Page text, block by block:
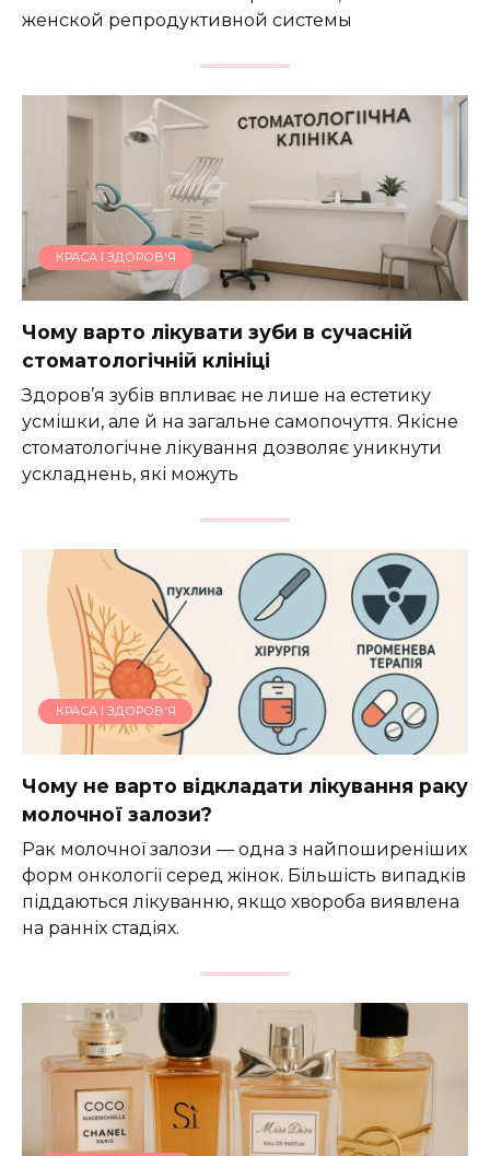
женской репродуктивной системы
КРАСА І ЗДОРОВ'Я
Чому варто лікувати зуби в сучасній
стоматологічній клініці
Здоров’я зубів впливає не лише на естетику
усмішки, але й на загальне самопочуття. Якісне
стоматологічне лікування дозволяє уникнути
ускладнень, які можуть
КРАСА І ЗДОРОВ'Я
Чому не варто відкладати лікування раку
молочної залози?
Рак молочної залози — одна з найпоширеніших
форм онкології серед жінок. Більшість випадків
піддаються лікуванню, якщо хвороба виявлена
на ранніх стадіях.